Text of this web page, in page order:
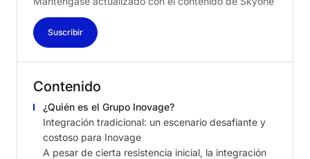
Suscribir
Contenido
¿Quién es el Grupo Inovage?
Integración tradicional: un escenario desafiante y
costoso para Inovage
A pesar de cierta resistencia inicial, la integración